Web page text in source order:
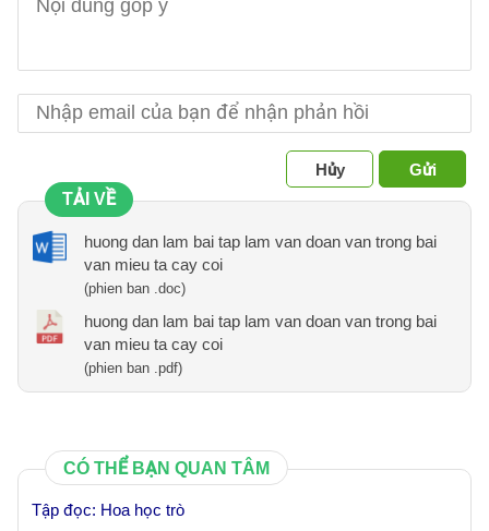
Hủy
Gửi
TẢI VỀ
huong dan lam bai tap lam van doan van trong bai
van mieu ta cay coi
(phien ban .doc)
huong dan lam bai tap lam van doan van trong bai
van mieu ta cay coi
(phien ban .pdf)
CÓ THỂ BẠN QUAN TÂM
Tập đọc: Hoa học trò